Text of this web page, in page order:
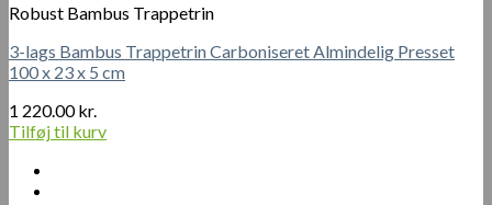
Robust Bambus Trappetrin
3-lags Bambus Trappetrin Carboniseret Almindelig Presset
100 x 23 x 5 cm
1 220.00kr.
Tilføj til kurv